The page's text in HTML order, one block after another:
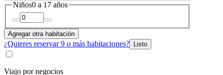
Niños0 a 17 años
Agregar otra habitación
¿Quieres reservar 9 o más habitaciones? Listo
Viajo por negocios